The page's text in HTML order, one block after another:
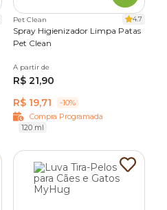
Pet Clean 4.7
Spray Higienizador Limpa Patas
Pet Clean
A partir de
R$ 21,90
R$ 19,71
-10%
Compra Programada
120 ml